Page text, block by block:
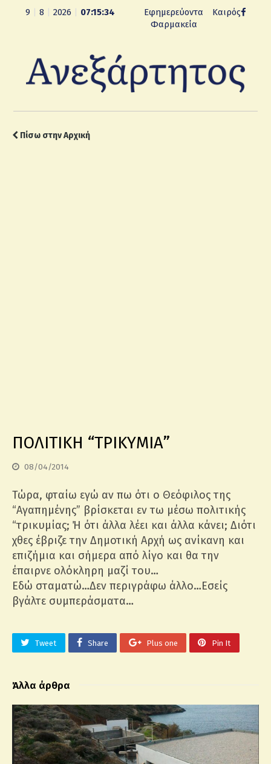
9 8 2026 07:15:35
Εφημερεύοντα
Φαρμακεία
Καιρός
Πίσω στην Αρχική
ΠΟΛΙΤΙΚΗ “ΤΡΙΚΥΜΙΑ”
08/04/2014
Τώρα, φταίω εγώ αν πω ότι ο Θεόφιλος της
“Αγαπημένης” βρίσκεται εν τω μέσω πολιτικής
“τρικυμίας; Ή ότι άλλα λέει και άλλα κάνει; Διότι
χθες έβριζε την Δημοτική Αρχή ως ανίκανη και
επιζήμια και σήμερα από λίγο και θα την
έπαιρνε ολόκληρη μαζί του…
Εδώ σταματώ…Δεν περιγράφω άλλο…Εσείς
βγάλτε συμπεράσματα…
Tweet Share Plus one Pin It
Άλλα άρθρα